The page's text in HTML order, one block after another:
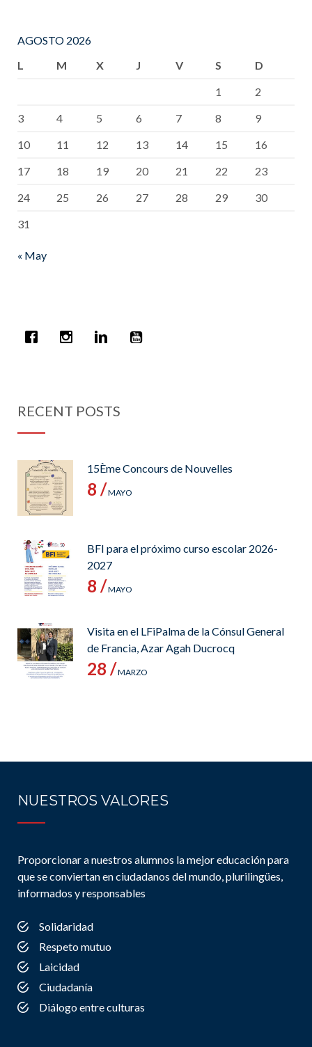
AGOSTO 2026
L
M X J V S
D
1
2
3
4 5 6 7 8
9
10
11 12 13 14 15
16
17
18 19 20 21 22
23
24
25 26 27 28 29
30
31
« May
RECENT POSTS
15Ème Concours de Nouvelles
8 /MAYO
BFI para el próximo curso escolar 2026-
2027
8 /MAYO
Visita en el LFiPalma de la Cónsul General
de Francia, Azar Agah Ducrocq
28 /MARZO
NUESTROS VALORES
Proporcionar a nuestros alumnos la mejor educación para
que se conviertan en ciudadanos del mundo, plurilingües,
informados y responsables
Solidaridad
Respeto mutuo
Laicidad
Ciudadanía
Diálogo entre culturas